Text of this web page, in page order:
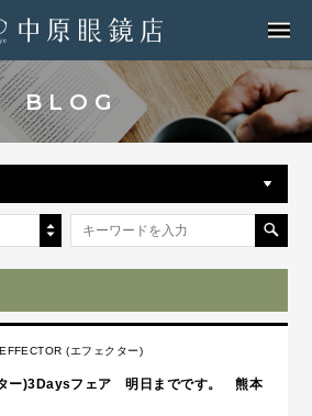
BLOG
EFFECTOR (エフェクター)
ー)3Daysフェア 明日までです。 熊本